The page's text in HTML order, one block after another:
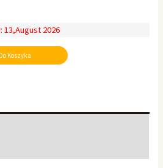
2026
Koszyka